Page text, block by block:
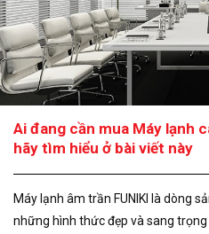
Ai đang cần mua Máy lạnh
hãy tìm hiểu ở bài viết này
Máy lạnh âm trần FUNIKI là dòng
những hình thức đẹp và sang